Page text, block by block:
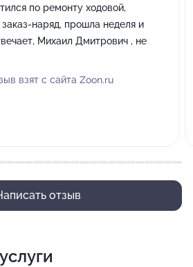
по ремонту ходовой,
наряд, прошла неделя и
Михаил Дмитрович , не
взят с сайта Zoon.ru
отзыв